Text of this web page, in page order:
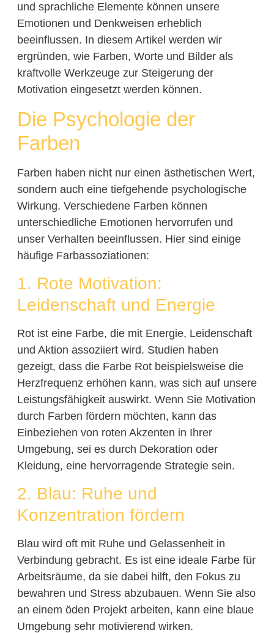
und sprachliche Elemente können unsere
Emotionen und Denkweisen erheblich
beeinflussen. In diesem Artikel werden wir
ergründen, wie Farben, Worte und Bilder als
kraftvolle Werkzeuge zur Steigerung der
Motivation eingesetzt werden können.
Die Psychologie der
Farben
Farben haben nicht nur einen ästhetischen Wert,
sondern auch eine tiefgehende psychologische
Wirkung. Verschiedene Farben können
unterschiedliche Emotionen hervorrufen und
unser Verhalten beeinflussen. Hier sind einige
häufige Farbassoziationen:
1. Rote Motivation:
Leidenschaft und Energie
Rot ist eine Farbe, die mit Energie, Leidenschaft
und Aktion assoziiert wird. Studien haben
gezeigt, dass die Farbe Rot beispielsweise die
Herzfrequenz erhöhen kann, was sich auf unsere
Leistungsfähigkeit auswirkt. Wenn Sie Motivation
durch Farben fördern möchten, kann das
Einbeziehen von roten Akzenten in Ihrer
Umgebung, sei es durch Dekoration oder
Kleidung, eine hervorragende Strategie sein.
2. Blau: Ruhe und
Konzentration fördern
Blau wird oft mit Ruhe und Gelassenheit in
Verbindung gebracht. Es ist eine ideale Farbe für
Arbeitsräume, da sie dabei hilft, den Fokus zu
bewahren und Stress abzubauen. Wenn Sie also
an einem öden Projekt arbeiten, kann eine blaue
Umgebung sehr motivierend wirken.